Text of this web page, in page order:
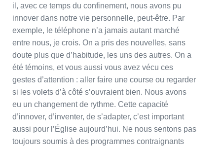
il, avec ce temps du confinement, nous avons pu
innover dans notre vie personnelle, peut-être. Par
exemple, le téléphone n’a jamais autant marché
entre nous, je crois. On a pris des nouvelles, sans
doute plus que d’habitude, les uns des autres. On a
été témoins, et vous aussi vous avez vécu ces
gestes d’attention : aller faire une course ou regarder
si les volets d’à côté s’ouvraient bien. Nous avons
eu un changement de rythme. Cette capacité
d’innover, d’inventer, de s’adapter, c’est important
aussi pour l’Église aujourd’hui. Ne nous sentons pas
toujours soumis à des programmes contraignants